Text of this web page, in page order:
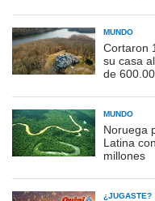
MUNDO
Cortaron
su casa
de
MUNDO
Noruega
Latina
millones
¿JUGASTE?